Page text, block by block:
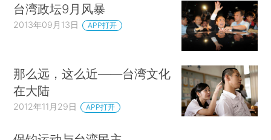
台湾政坛9月风暴
2013年09月13日 APP打开
那么远，这么近——台湾文化
在大陆
2012年11月29日 APP打开